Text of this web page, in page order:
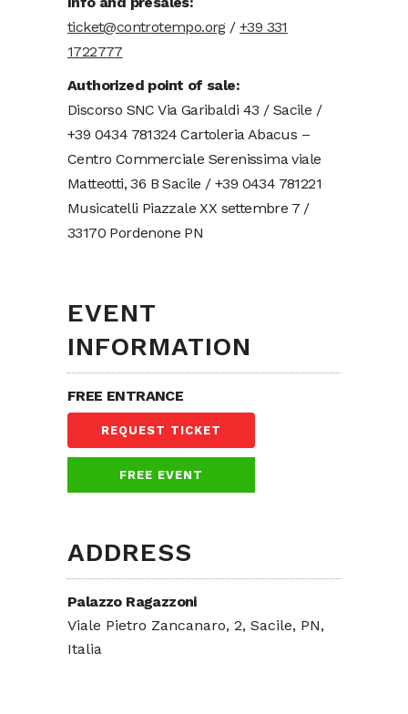
ticket@controtempo.org/+39 331
1722777
Authorized point of sale:
Discorso SNC Via Garibaldi 43 / Sacile /
+39 0434 781324 Cartoleria Abacus –
Centro Commerciale Serenissima viale
Matteotti, 36 B Sacile / +39 0434 781221
Musicatelli Piazzale XX settembre 7 /
33170 Pordenone PN
EVENT
INFORMATION
FREE ENTRANCE
REQUEST TICKET
FREE EVENT
ADDRESS
Palazzo Ragazzoni
Viale Pietro Zancanaro, 2, Sacile, PN,
Italia